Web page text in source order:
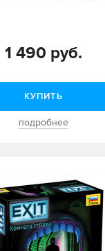
1 490 руб.
КУПИТЬ
подробнее